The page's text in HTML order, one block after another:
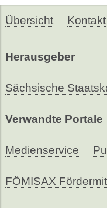
Übersicht Kontakt
Herausgeber
Sächsische
Verwandte Portale
Medienservice
FÖMISAX